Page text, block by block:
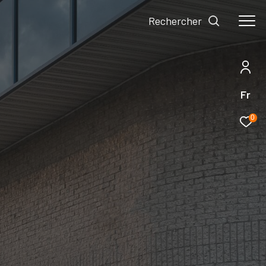
Fr
0
Rechercher